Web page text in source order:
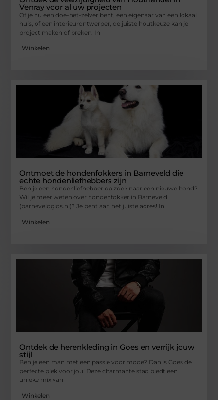
Venray voor al uw projecten
Of je nu een doe-het-zelver bent, een eigenaar van een lokaal
huis, of een interieurontwerper, de juiste houtkeuze kan je
project maken of breken. In
Winkelen
Ontmoet de hondenfokkers in Barneveld die
echte hondenliefhebbers zijn
Ben je een hondenliefhebber op zoek naar een nieuwe hond?
Wil je meer weten over hondenfokker in Barneveld
(barneveldgids.nl)? Je bent aan het juiste adres! In
Winkelen
Ontdek de herenkleding in Goes en verrijk jouw
stijl
Ben je een man met een passie voor mode? Dan is Goes de
perfecte plek voor jou! Deze charmante stad biedt een
unieke mix van
Winkelen